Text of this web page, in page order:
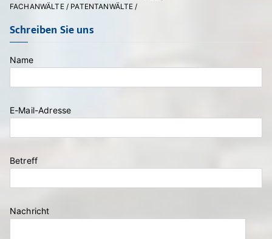
FACHANWÄLTE / PATENTANWÄLTE /
Schreiben Sie uns
Name
Bitte lasse dieses Feld leer.
E-Mail-Adresse
Betreff
Nachricht